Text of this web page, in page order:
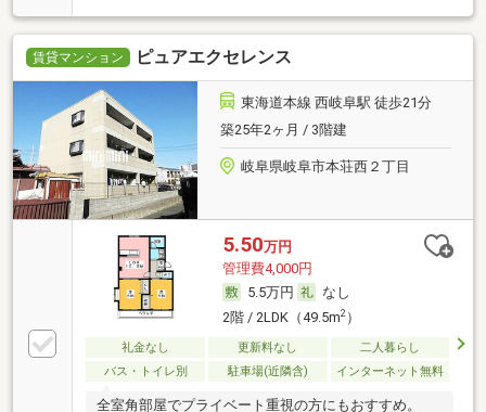
賃貸マンション ピュアエクセレンス
東海道本線 西岐阜駅 徒歩21分
築25年2ヶ月 / 3階建
岐阜県岐阜市本荘西２丁目
5.50万円
管理費4,000円
5.5万円
なし
2階 / 2LDK（49.5m2）
礼金なし 更新料なし
二人暮らし
バス・トイレ別
駐車場(近隣含) インターネット無料
全室角部屋でプライベート重視の方にもおすすめ。